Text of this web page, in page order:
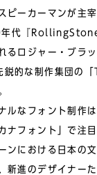
ピーカーマンが主
代『RollingStone
るロジャー・ブラ
的な制作集団の「
ルなフォント制作
ナフォント」で注
ンにおける日本の
新進のデザイナー